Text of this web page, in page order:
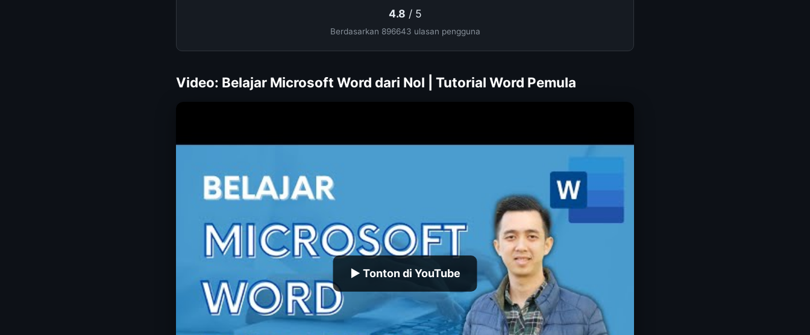
4.8 / 5
Berdasarkan 896643 ulasan pengguna
Video: Belajar Microsoft Word dari Nol | Tutorial Word Pemula
▶ Tonton di YouTube